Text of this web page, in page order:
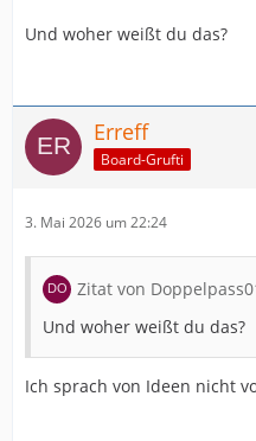
Und woher weißt du das?
Erreff
Board-Grufti
3. Mai 2026 um 22:24
Zitat von
Und woher weißt du das?
Ich sprach von Ideen nicht